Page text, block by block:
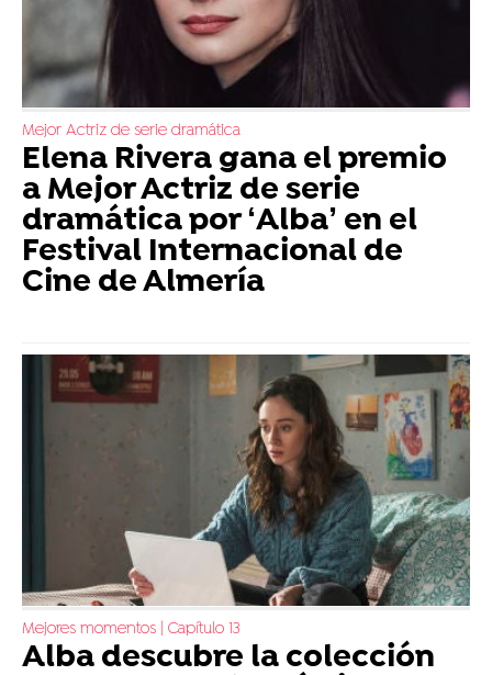
Mejor Actriz de serie dramática
Elena Rivera gana el premio
a Mejor Actriz de serie
dramática por ‘Alba’ en el
Festival Internacional de
Cine de Almería
Mejores momentos | Capítulo 13
Alba descubre la colección